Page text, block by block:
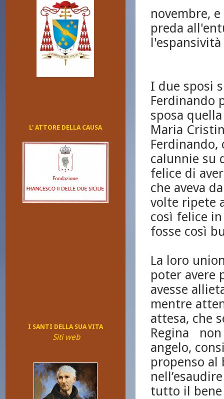
L' ATTORE DELLA CAUSA
I SANTI DELLA SUA VITA
Siti web
novembre,
preda
I due sposi
Ferdinando
sposa
Maria
Ferdinando,
calunnie su
felice di
che aveva
volte ripete
così felice
fosse così
La loro
poter avere
avesse
mentre
attesa, che
Regina non
angelo,
propenso al
tutto il bene